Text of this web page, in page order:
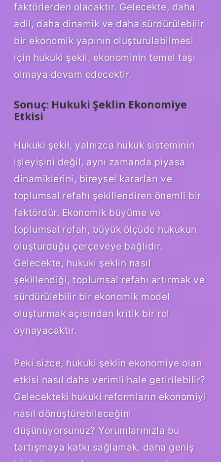
faktörlerden olacaktır. Gelecekte, daha
adil, daha dinamik ve daha sürdürülebilir
bir ekonomik yapının oluşturulabilmesi
için hukuki şekil, ekonominin temel taşı
olmaya devam edecektir.
Sonuç: Hukuki Şeklin Ekonomiye
Etkisi
Hukuki şekil, yalnızca hukuk sisteminin
işleyişini değil, aynı zamanda piyasa
dinamiklerini, bireysel kararları ve
toplumsal refahı şekillendiren önemli bir
faktördür. Ekonomik büyüme ve
toplumsal refah, büyük ölçüde hukukun
oluşturduğu çerçeveye bağlıdır.
Gelecekte, hukuki şeklin nasıl
şekillendiği, toplumsal refahı artırmak ve
sürdürülebilir bir ekonomik model
oluşturmak açısından kritik bir rol
oynayacaktır.
Peki sizce, hukuki şeklin ekonomiye olan
etkisi nasıl daha verimli hale getirilebilir?
Gelecekteki hukuki reformların ekonomiyi
nasıl dönüştürebileceğini
düşünüyorsunuz? Yorumlarınızla bu
tartışmaya katkı sağlamak, daha geniş